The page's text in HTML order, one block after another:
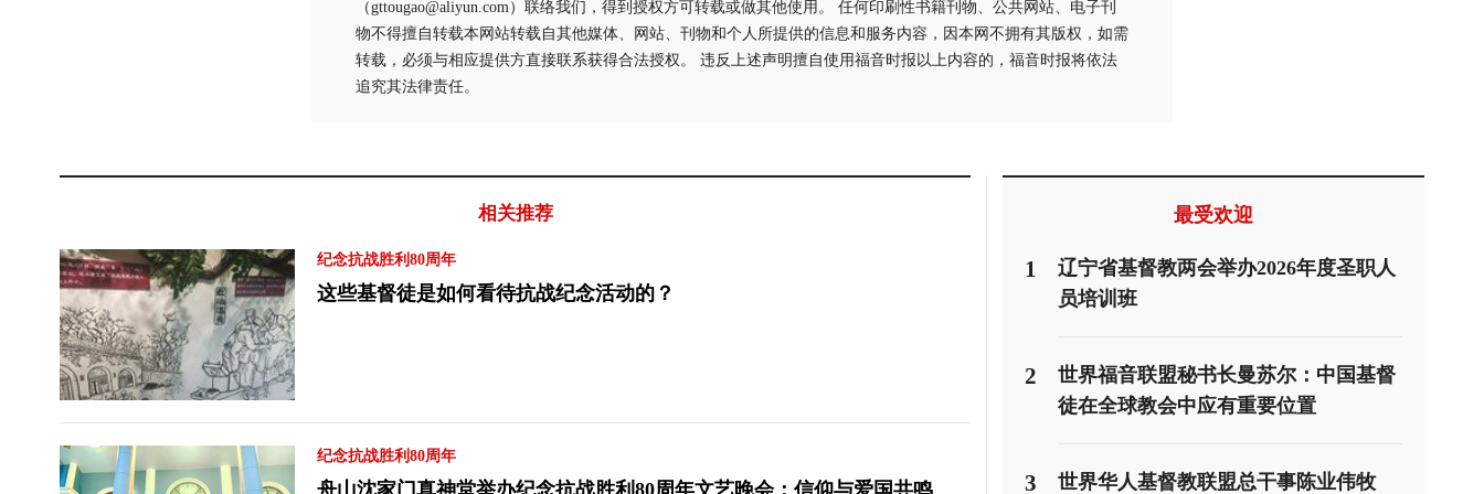
（gttougao@aliyun.com）联络我们，得到授权方可转载或做其他使用。 任何印刷性书籍刊物、公共网站、电子刊
物不得擅自转载本网站转载自其他媒体、网站、刊物和个人所提供的信息和服务内容，因本网不拥有其版权，如需
转载，必须与相应提供方直接联系获得合法授权。 违反上述声明擅自使用福音时报以上内容的，福音时报将依法
追究其法律责任。
相关推荐
纪念抗战胜利80周年
这些基督徒是如何看待抗战纪念活动的？
纪念抗战胜利80周年
舟山沈家门真神堂举办纪念抗战胜利80周年文艺晚会：信仰与爱国共鸣
最受欢迎
1
辽宁省基督教两会举办2026年度圣职人
员培训班
2
世界福音联盟秘书长曼苏尔：中国基督
徒在全球教会中应有重要位置
3 世界华人基督教联盟总干事陈业伟牧